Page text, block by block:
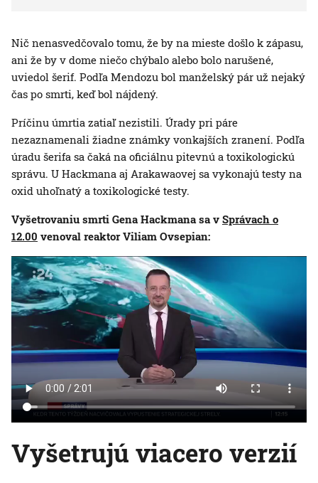
Nič nenasvedčovalo tomu, že by na mieste došlo k zápasu,
ani že by v dome niečo chýbalo alebo bolo narušené,
uviedol šerif. Podľa Mendozu bol manželský pár už nejaký
čas po smrti, keď bol nájdený.
Príčinu úmrtia zatiaľ nezistili. Úrady pri páre
nezaznamenali žiadne známky vonkajších zranení. Podľa
úradu šerifa sa čaká na oficiálnu pitevnú a toxikologickú
správu. U Hackmana aj Arakawaovej sa vykonajú testy na
oxid uhoľnatý a toxikologické testy.
Vyšetrovaniu smrti Gena Hackmana sa v Správach o
12.00 venoval reaktor Viliam Ovsepian:
Vyšetrujú viacero verzií